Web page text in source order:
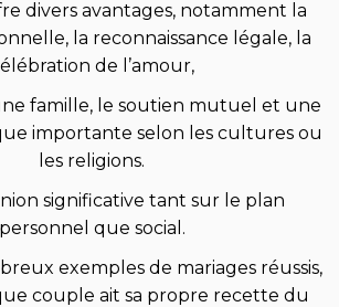
divers avantages, notamment la
la reconnaissance légale, la
de l’amour,
famille, le soutien mutuel et une
importante selon les cultures ou
les religions.
significative tant sur le plan
personnel que social.
exemples de mariages réussis,
couple ait sa propre recette du